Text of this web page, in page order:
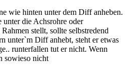
wie hinten unter dem Diff anheben.
unter die Achsrohre oder
stellt, sollte selbstredend
unter`m Diff anhebt, steht er etwas
runterfallen tut er nicht. Wenn
sowieso nicht